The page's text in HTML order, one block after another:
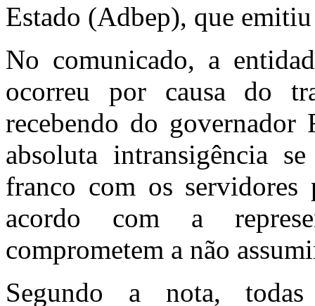
Estado (Adbep), que
No comunicado, a
ocorreu por causa do
recebendo do
absoluta intransigência
franco com os servidores
acordo com a
comprometem a não
Segundo a nota,